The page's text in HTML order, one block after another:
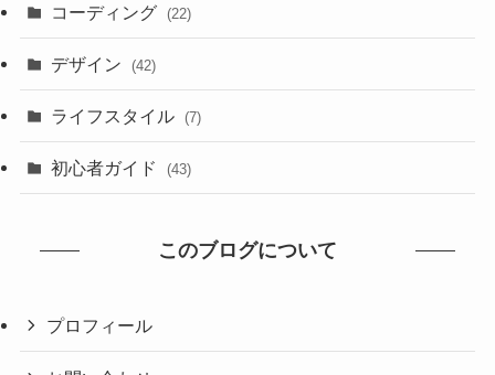
コーディング (22)
デザイン (42)
ライフスタイル (7)
初心者ガイド (43)
このブログについて
プロフィール